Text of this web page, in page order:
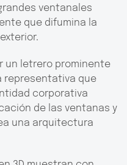
ventanales
que difumina la
un letrero prominente
representativa que
corporativa
de las ventanas y
una arquitectura